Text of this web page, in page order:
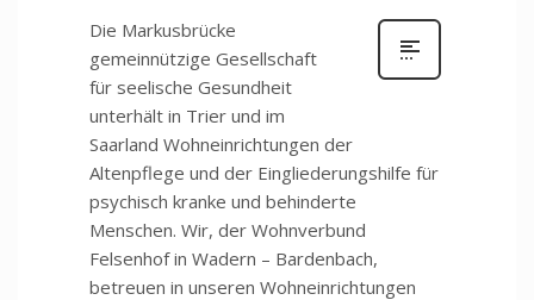
Die Markusbrücke
gemeinnützige Gesellschaft
für seelische Gesundheit
unterhält in Trier und im
Saarland Wohneinrichtungen der
Altenpflege und der Eingliederungshilfe für
psychisch kranke und behinderte
Menschen. Wir, der Wohnverbund
Felsenhof in Wadern – Bardenbach,
betreuen in unseren Wohneinrichtungen